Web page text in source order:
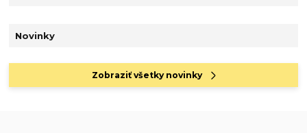
Novinky
Zobraziť všetky novinky